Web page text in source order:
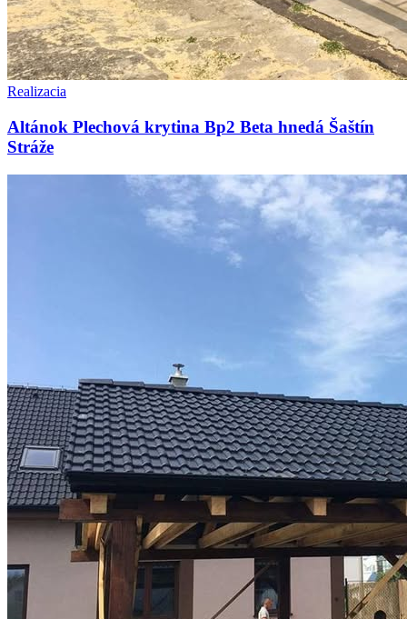
Realizacia
Altánok Plechová krytina Bp2 Beta hnedá Šaštín
Stráže